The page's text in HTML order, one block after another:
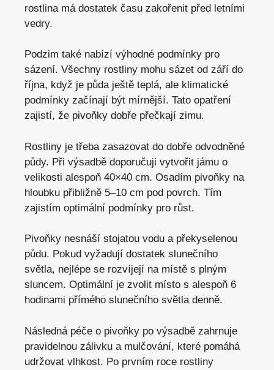
rostlina má dostatek času zakořenit před letními
vedry.
Podzim také nabízí výhodné podmínky pro
sázení. Všechny rostliny mohu sázet od září do
října, když je půda ještě teplá, ale klimatické
podmínky začínají být mírnější. Tato opatření
zajistí, že pivoňky dobře přečkají zimu.
Rostliny je třeba zasazovat do dobře odvodněné
půdy. Při výsadbě doporučuji vytvořit jámu o
velikosti alespoň 40×40 cm. Osadím pivoňky na
hloubku přibližně 5–10 cm pod povrch. Tím
zajistím optimální podmínky pro růst.
Pivoňky nesnáší stojatou vodu a překyselenou
půdu. Pokud vyžadují dostatek slunečního
světla, nejlépe se rozvíjejí na místě s plným
sluncem. Optimální je zvolit místo s alespoň 6
hodinami přímého slunečního světla denně.
Následná péče o pivoňky po výsadbě zahrnuje
pravidelnou zálivku a mulčování, které pomáhá
udržovat vlhkost. Po prvním roce rostliny